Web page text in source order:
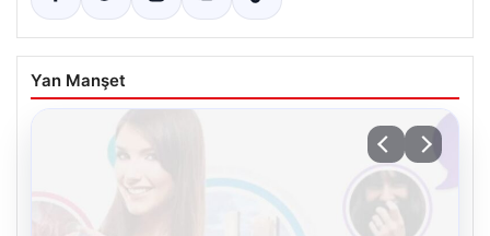
Yan Manşet